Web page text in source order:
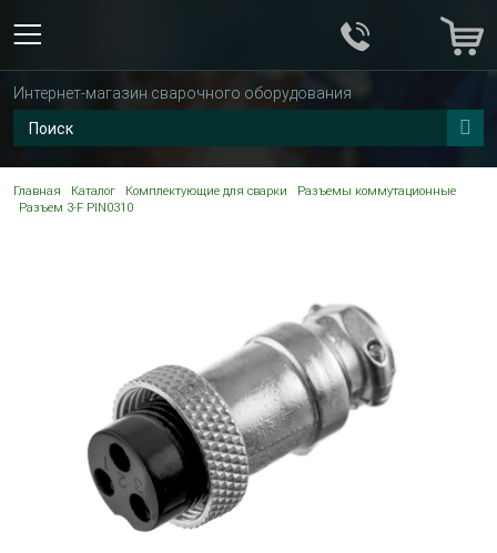
Интернет-магазин сварочного оборудования
Главная Каталог Комплектующие для сварки
Разъемы коммутационные
Разъем 3-F PIN0310